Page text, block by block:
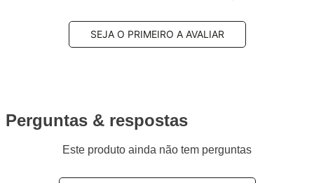
SEJA O PRIMEIRO A AVALIAR
Perguntas & respostas
Este produto ainda não tem perguntas